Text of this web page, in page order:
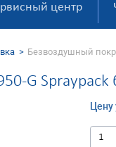
центр
Безвоздушный
G